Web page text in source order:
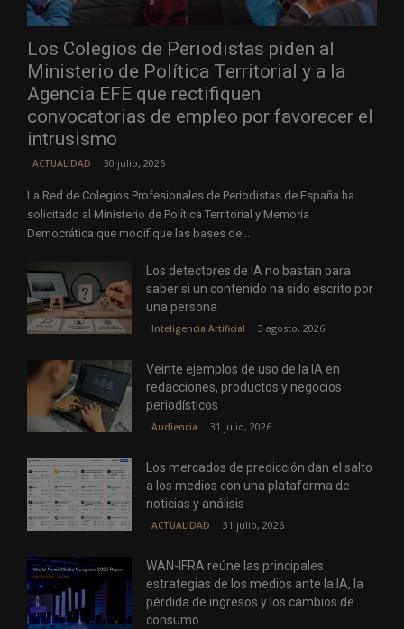
Los Colegios de Periodistas piden al
Ministerio de Política Territorial y a la
Agencia EFE que rectifiquen
convocatorias de empleo por favorecer el
intrusismo
ACTUALIDAD 30 julio, 2026
La Red de Colegios Profesionales de Periodistas de España ha
solicitado al Ministerio de Política Territorial y Memoria
Democrática que modifique las bases de...
Los detectores de IA no bastan para
saber si un contenido ha sido escrito por
una persona
Inteligencia Artificial 3 agosto, 2026
Veinte ejemplos de uso de la IA en
redacciones, productos y negocios
periodísticos
Audiencia 31 julio, 2026
Los mercados de predicción dan el salto
a los medios con una plataforma de
noticias y análisis
ACTUALIDAD 31 julio, 2026
WAN-IFRA reúne las principales
estrategias de los medios ante la IA, la
pérdida de ingresos y los cambios de
consumo